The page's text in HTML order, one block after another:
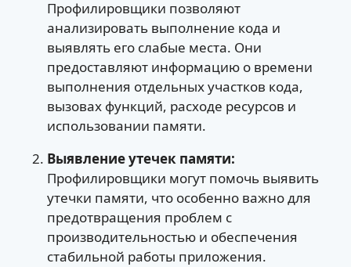
Профилировщики позволяют
анализировать выполнение кода и
выявлять его слабые места. Они
предоставляют информацию о времени
выполнения отдельных участков кода,
вызовах функций, расходе ресурсов и
использовании памяти.
Выявление утечек памяти:
Профилировщики могут помочь выявить
утечки памяти, что особенно важно для
предотвращения проблем с
производительностью и обеспечения
стабильной работы приложения.